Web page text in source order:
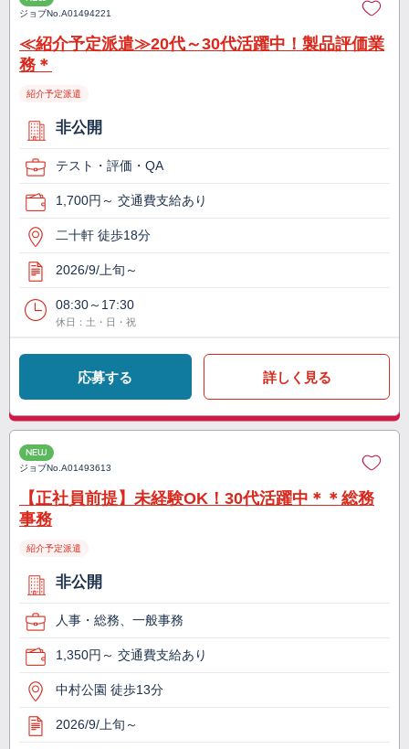
ジョブNo.A01494221
≪紹介予定派遣≫20代～30代活躍中！製品評価業
務＊
紹介予定派遣
非公開
テスト・評価・QA
1,700円～ 交通費支給あり
二十軒 徒歩18分
2026/9/上旬～
08:30～17:30
休日：土・日・祝
応募する 詳しく見る
NEW
ジョブNo.A01493613
【正社員前提】未経験OK！30代活躍中＊＊総務
事務
紹介予定派遣
非公開
人事・総務、一般事務
1,350円～ 交通費支給あり
中村公園 徒歩13分
2026/9/上旬～